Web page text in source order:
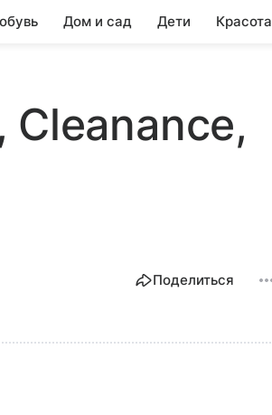
Дом и сад Дети Красота
Cleanance,
Поделиться